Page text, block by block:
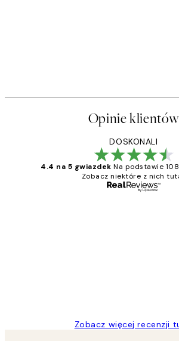
Opinie klientów
DOSKONALI
4.4 na 5 gwiazdek Na podstawie
Zobacz niektóre z nich
Zobacz więcej recenzji